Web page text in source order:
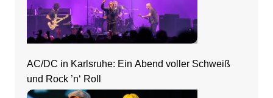
AC/DC in Karlsruhe: Ein Abend voller Schweiß
und Rock ’n‘ Roll